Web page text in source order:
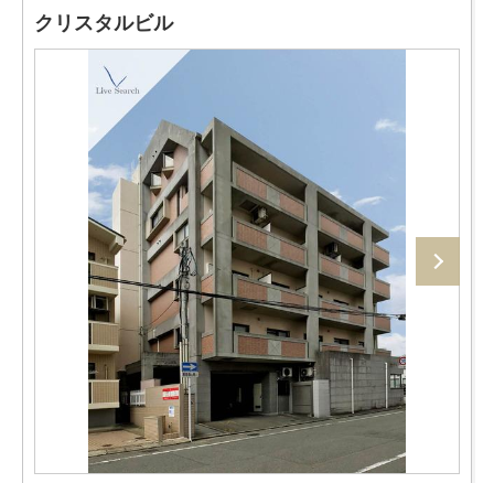
クリスタルビル